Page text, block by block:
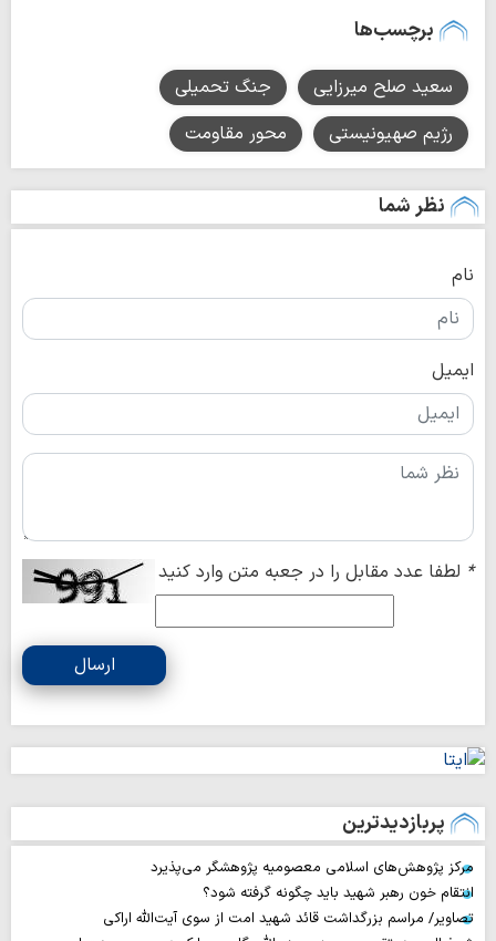
برچسب‌ها
سعید صلح میرزایی
جنگ تحمیلی
رژیم صهیونیستی
محور مقاومت
نظر شما
نام
ایمیل
* لطفا عدد مقابل را در جعبه متن وارد کنید
ارسال
پربازدیدترین
مرکز پژوهش‌های اسلامی معصومیه پژوهشگر می‌پذیرد
انتقام خون رهبر شهید باید چگونه گرفته شود؟
تصاویر/ مراسم بزرگداشت قائد شهید امت از سوی آیت‌الله اراکی